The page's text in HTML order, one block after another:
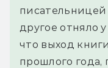
писательницей
другое отняло
что выход
прошлого